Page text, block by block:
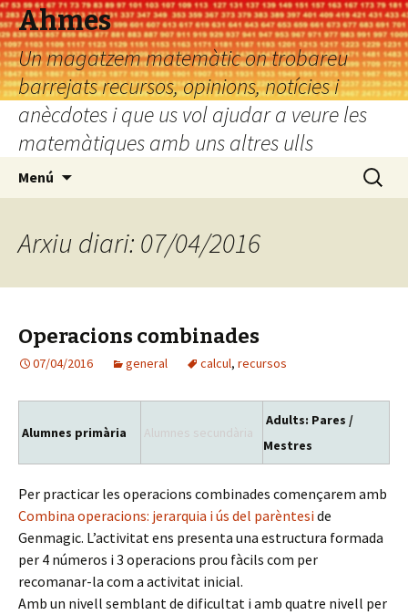
Ahmes
Un magatzem matemàtic on trobareu
barrejats recursos, opinions, notícies i
anècdotes i que us vol ajudar a veure les
matemàtiques amb uns altres ulls
Menú Cerca:
Arxiu diari: 07/04/2016
Operacions combinades
07/04/2016 general calcul, recursos
Alumnes primària Alumnes secundària
Adults: Pares /
Mestres
Per practicar les operacions combinades començarem amb
Combina operacions: jerarquia i ús del parènteside
Genmagic. L’activitat ens presenta una estructura formada
per 4 números i 3 operacions prou fàcils com per
recomanar-la com a activitat inicial.
Amb un nivell semblant de dificultat i amb quatre nivell per